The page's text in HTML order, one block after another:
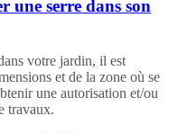
une serre dans son
votre jardin, il est
et de la zone où se
une autorisation et/ou
travaux.